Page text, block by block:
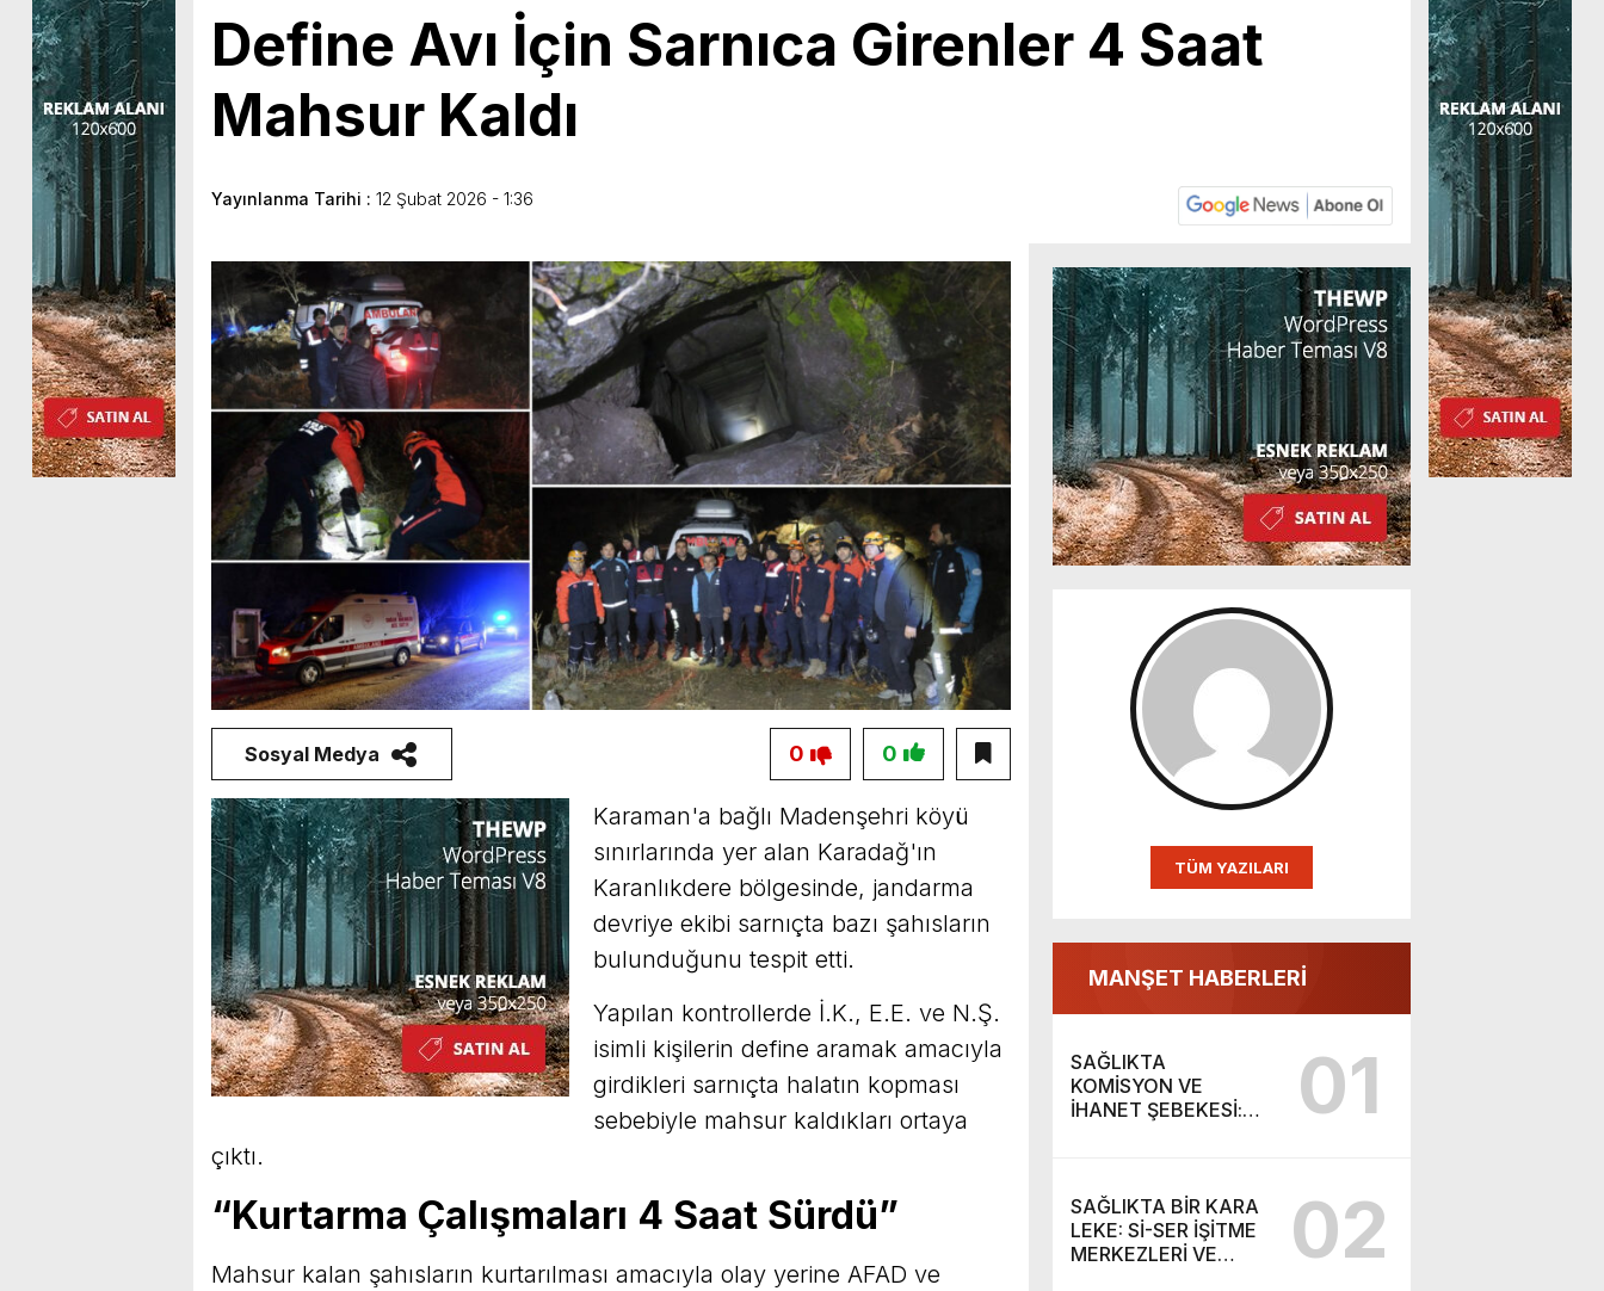
Define Avı İçin Sarnıca Girenler 4 Saat
Mahsur Kaldı
Yayınlanma Tarihi : 12 Şubat 2026 - 1:36
TÜM YAZILARI
MANŞET HABERLERİ
SAĞLIKTA
KOMİSYON VE
İHANET ŞEBEKESİ:
VURGUNU!
01
SAĞLIKTA BİR KARA
LEKE: Sİ-SER İŞİTME
MERKEZLERİ VE
02
Sosyal Medya 0
0
Karaman'a bağlı Madenşehri köyü
sınırlarında yer alan Karadağ'ın
Karanlıkdere bölgesinde, jandarma
devriye ekibi sarnıçta bazı şahısların
bulunduğunu tespit etti.
Yapılan kontrollerde İ.K., E.E. ve N.Ş.
isimli kişilerin define aramak amacıyla
girdikleri sarnıçta halatın kopması
sebebiyle mahsur kaldıkları ortaya
çıktı.
“Kurtarma Çalışmaları 4 Saat Sürdü”
Mahsur kalan şahısların kurtarılması amacıyla olay yerine AFAD ve